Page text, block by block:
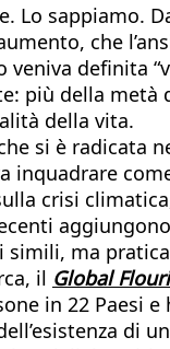
Lo sappiamo.
che
definita
più della
della vita.
si è radicata
inquadrare
crisi
simili, ma
il Global
in 22 Paesi
di